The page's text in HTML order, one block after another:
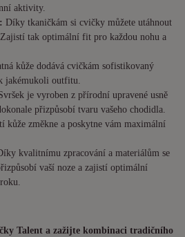
aktivity.
Díky tkaničkám si cvičky můžete utáhnout
tak optimální fit pro každou nohu a
kůže dodává cvičkám sofistikovaný
jakémukoli outfitu.
je vyroben z přírodní upravené usně
přizpůsobí tvaru vašeho chodidla.
kůže změkne a poskytne vám maximální
kvalitnímu zpracování a materiálům se
vaší noze a zajistí optimální
Talent a zažijte kombinaci tradičního